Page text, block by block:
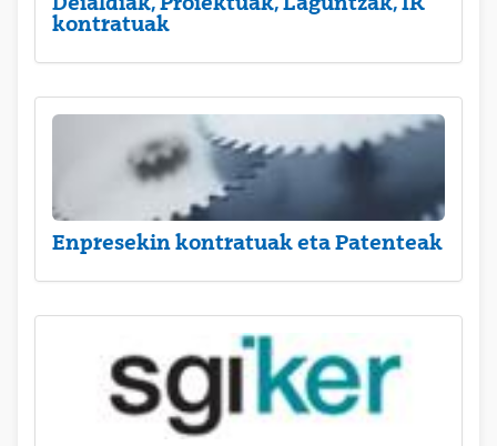
kontratuak
Enpresekin kontratuak eta Patenteak